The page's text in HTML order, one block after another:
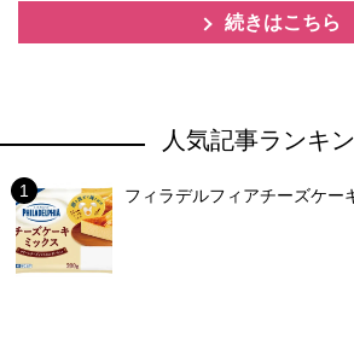
続きはこちら
人気記事ランキ
フィラデルフィアチーズケー